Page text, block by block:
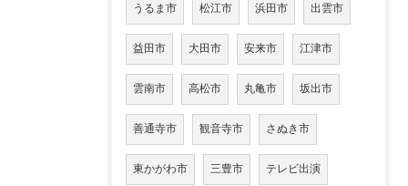
うるま市 松江市 浜田市 出雲市
益田市 大田市 安来市 江津市
雲南市 高松市 丸亀市 坂出市
善通寺市 観音寺市 さぬき市
東かがわ市 三豊市 テレビ出演